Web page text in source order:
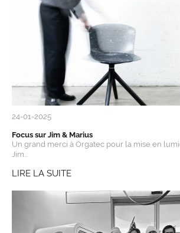
24-01-2025
Focus sur Jim & Marius
Un grand merci à Orgatec pour la mise en
Jim...
LIRE LA SUITE